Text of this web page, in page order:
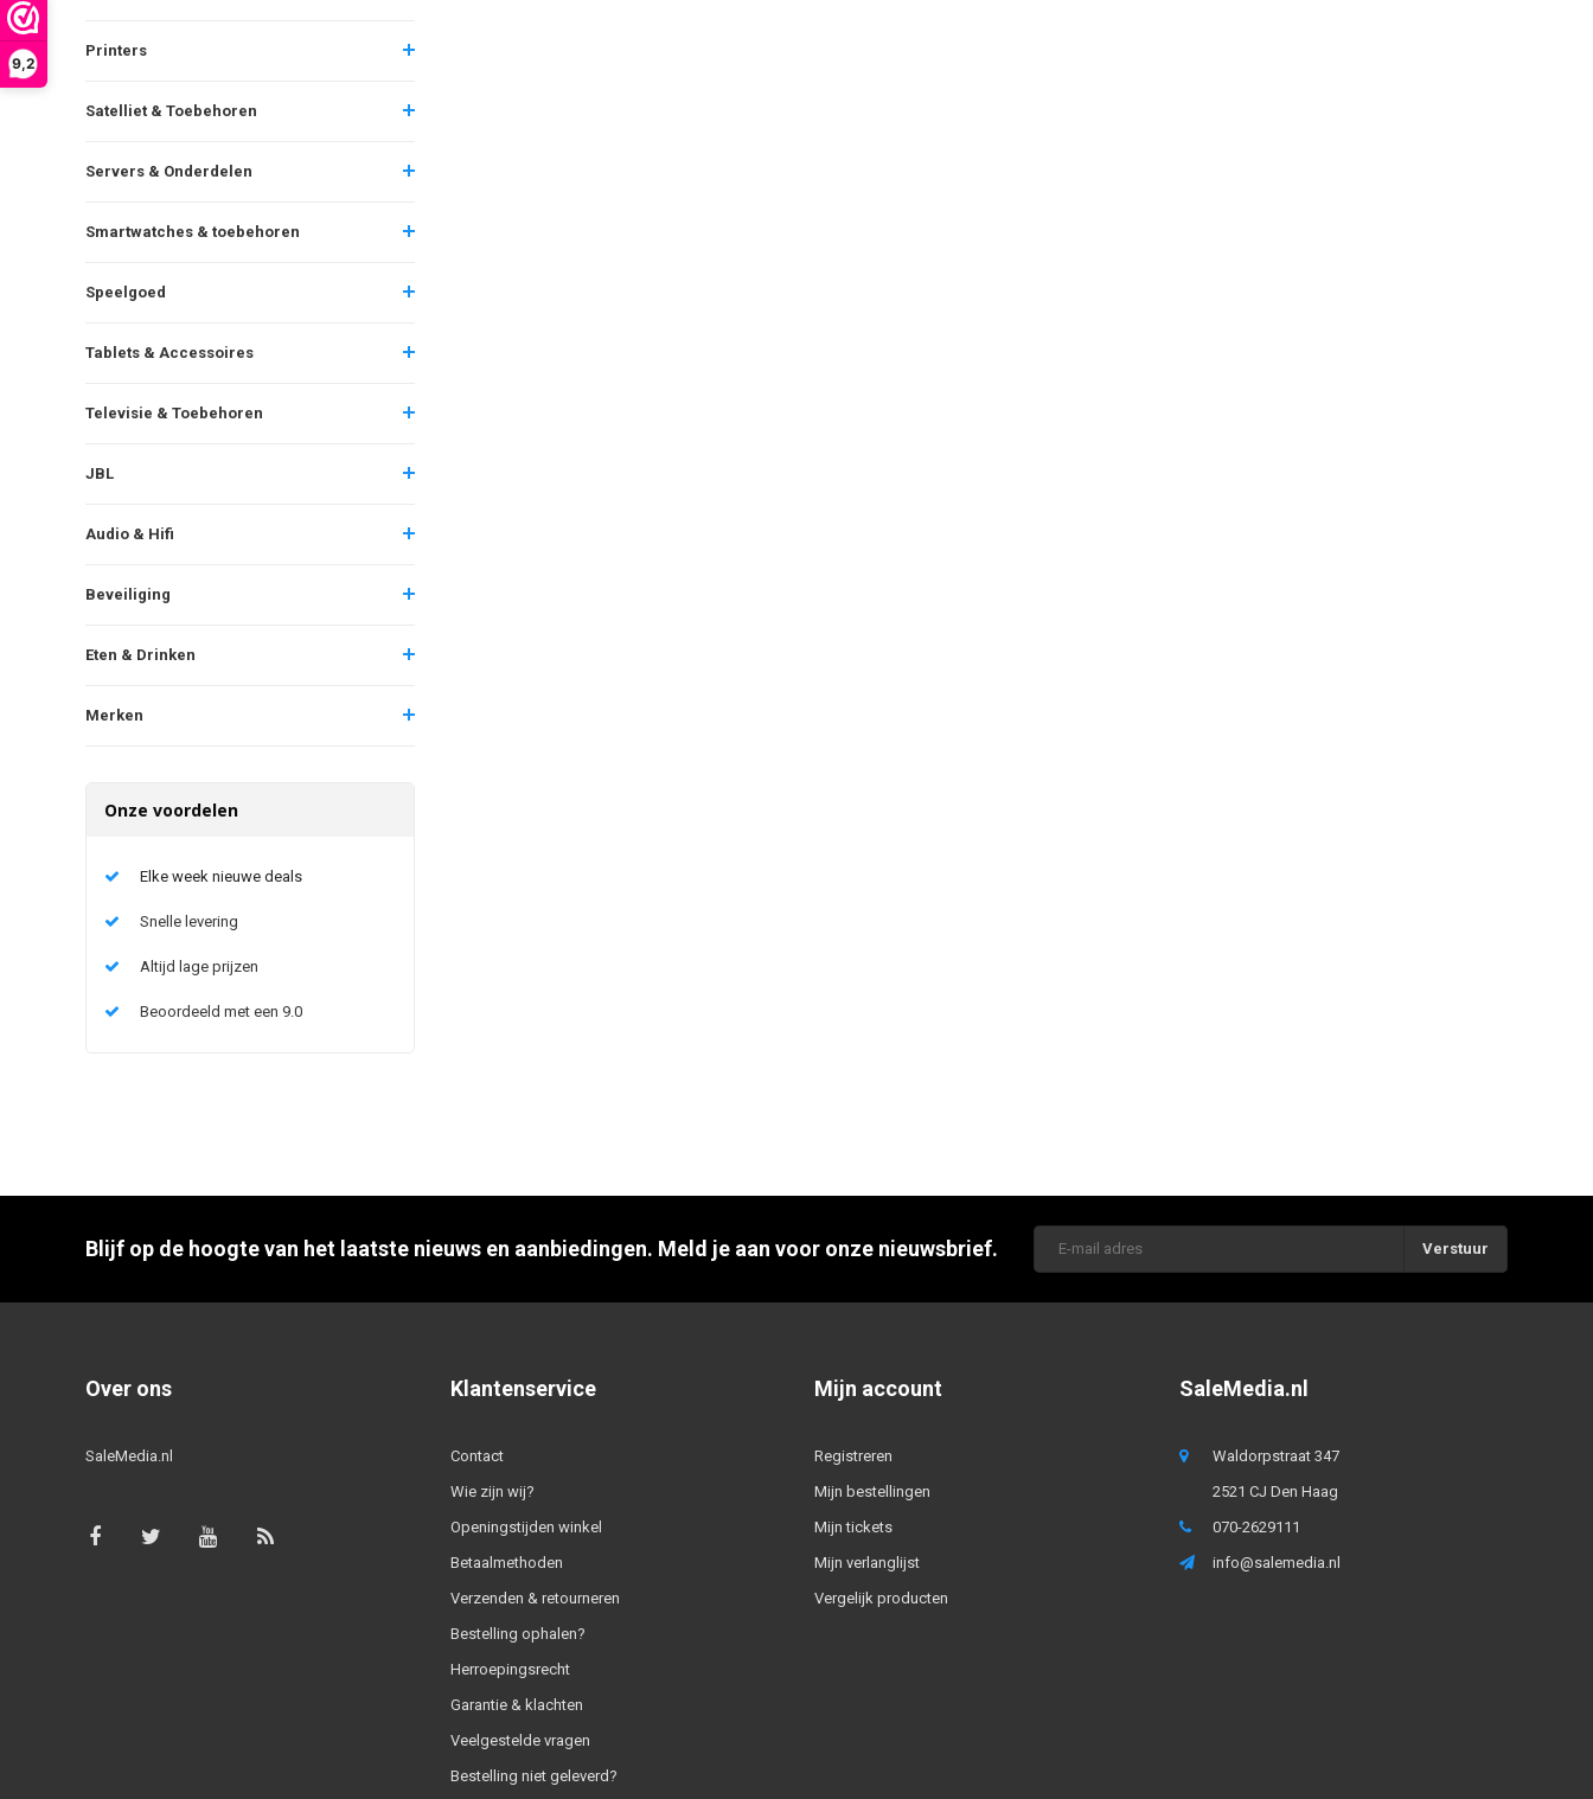
9,2
Printers
Satelliet & Toebehoren
Servers & Onderdelen
Smartwatches & toebehoren
Speelgoed
Tablets & Accessoires
Televisie & Toebehoren
JBL
Audio & Hifi
Beveiliging
Eten & Drinken
Merken
Onze voordelen
Elke week nieuwe deals
Snelle levering
Altijd lage prijzen
Beoordeeld met een 9.0
Blijf op de hoogte van het laatste nieuws en aanbiedingen. Meld je aan voor onze nieuwsbrief. Verstuur
Over ons
SaleMedia.nl
Klantenservice
Contact
Wie zijn wij?
Openingstijden winkel
Betaalmethoden
Verzenden & retourneren
Bestelling ophalen?
Herroepingsrecht
Garantie & klachten
Veelgestelde vragen
Bestelling niet geleverd?
Mijn account
Registreren
Mijn bestellingen
Mijn tickets
Mijn verlanglijst
Vergelijk producten
SaleMedia.nl
Waldorpstraat 347
2521 CJ Den Haag
070-2629111
info@salemedia.nl